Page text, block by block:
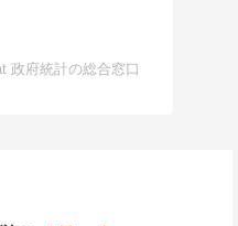
政府統計の総合窓口